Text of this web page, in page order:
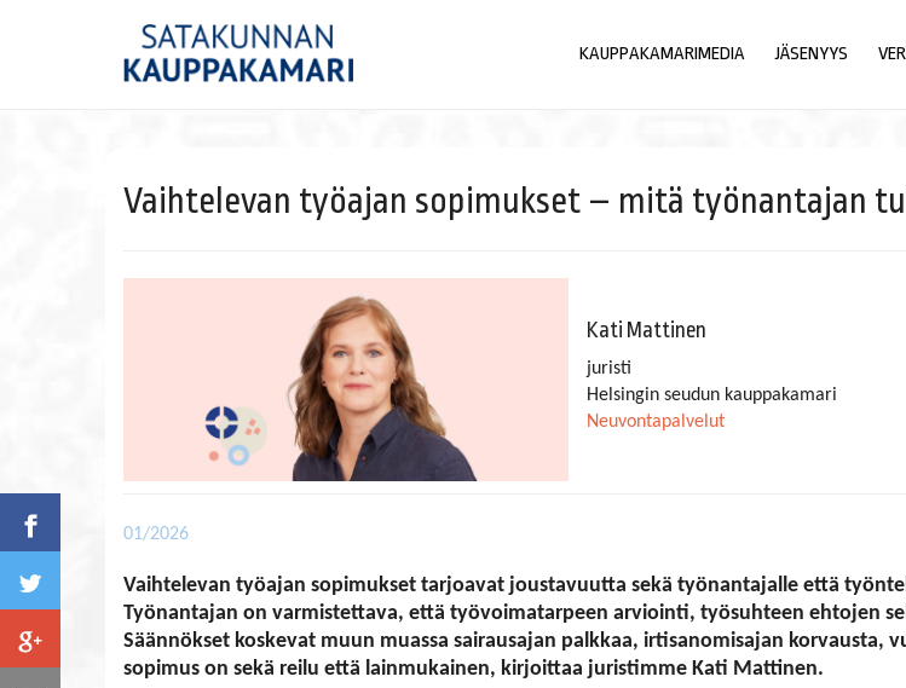
KAUPPAKAMARIMEDIA JÄSENYYS
Vaihtelevan työajan sopimukset – mitä työnantajan
​​​​​​​Kati Mattinen
juristi
Helsingin seudun kauppakamari
Neuvontapalvelut
01/2026
Vaihtelevan työajan sopimukset tarjoavat joustavuutta sekä työnantajalle että
Työnantajan on varmistettava, että työvoimatarpeen arviointi, työsuhteen ehtojen
Säännökset koskevat muun muassa sairausajan palkkaa, irtisanomisajan
sopimus on sekä reilu että lainmukainen, kirjoittaa juristimme Kati Mattinen.